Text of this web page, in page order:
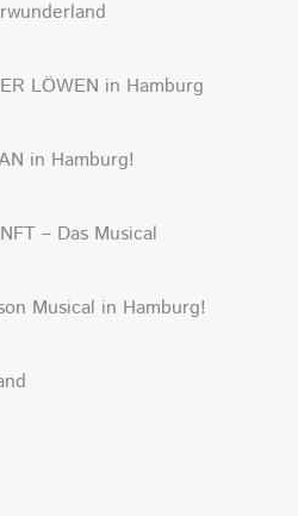
LÖWEN in Hamburg
in Hamburg!
– Das Musical
Musical in Hamburg!